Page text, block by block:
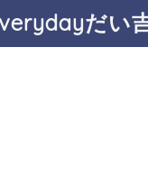
だい